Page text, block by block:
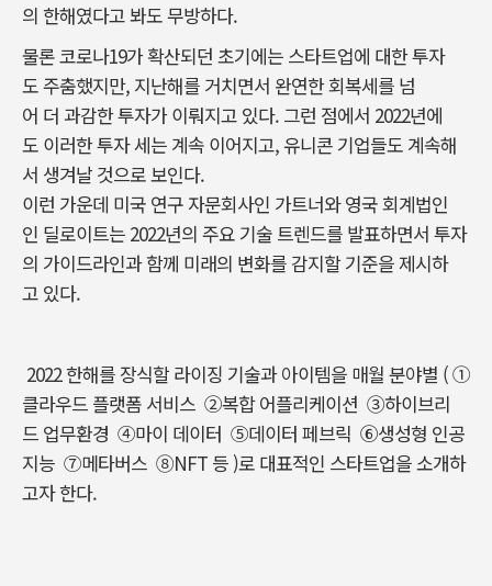
의 한해였다고 봐도 무방하다.
물론 코로나19가 확산되던 초기에는 스타트업에 대한 투자
도 주춤했지만, 지난해를 거치면서 완연한 회복세를 넘
어 더 과감한 투자가 이뤄지고 있다. 그런 점에서 2022년에
도 이러한 투자 세는 계속 이어지고, 유니콘 기업들도 계속해
서 생겨날 것으로 보인다.
이런 가운데 미국 연구 자문회사인 가트너와 영국 회계법인
인 딜로이트는 2022년의 주요 기술 트렌드를 발표하면서 투자
의 가이드라인과 함께 미래의 변화를 감지할 기준을 제시하
고 있다.
2022 한해를 장식할 라이징 기술과 아이템을 매월 분야별 ( ①
클라우드 플랫폼 서비스 ②복합 어플리케이션 ③하이브리
드 업무환경 ④마이 데이터 ⑤데이터 페브릭 ⑥생성형 인공
지능 ⑦메타버스 ⑧NFT 등 )로 대표적인 스타트업을 소개하
고자 한다.